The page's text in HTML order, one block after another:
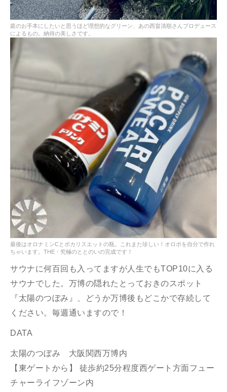
庭のお手本にしたいと思うほど理想的なグリーン、あの西畠清順さんプロデュース
によるもの。納得の美しさです。
最後はオロナミンCとポカリスエットの瓶。これまた珍しい！オロポを自分で作れ
ちゃいます。THE・究極のととのいの完成です！
サウナに何百回も入ってますが人生でもTOP10に入る
サウナでした。万博の隠れたとっておきのスポット
『太陽のつぼみ』、どうか万博後もどこかで存続して
ください。毎週通いますので！
DATA
太陽のつぼみ 大阪関西万博内
【東ゲートから】 徒歩約25分程度西ゲート方面フュー
チャーライフゾーン内